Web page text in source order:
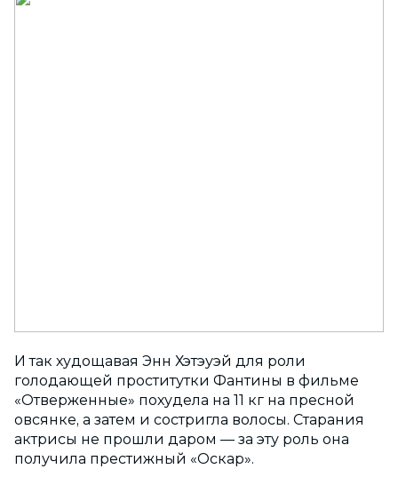
И так худощавая Энн Хэтэуэй для роли
голодающей проститутки Фантины в фильме
«Отверженные» похудела на 11 кг на пресной
овсянке, а затем и состригла волосы. Старания
актрисы не прошли даром — за эту роль она
получила престижный «Оскар».